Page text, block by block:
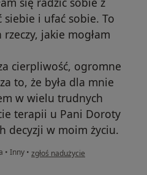
i ufać sobie. To
jakie mogłam
cierpliwość, ogromne
to, że była dla mnie
w wielu trudnych
terapii u Pani Doroty
decyzji w moim życiu.
• Inny • w opinii użytkownika Lena
zgłoś nadużycie